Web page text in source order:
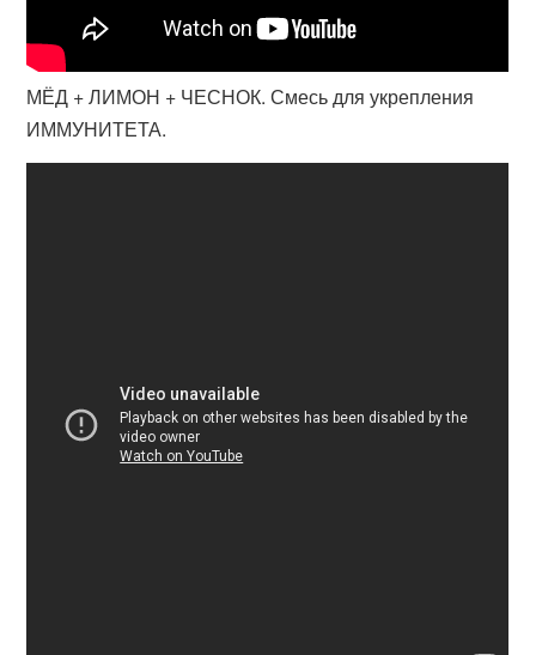
МЁД + ЛИМОН + ЧЕСНОК. Смесь для укрепления
ИММУНИТЕТА.